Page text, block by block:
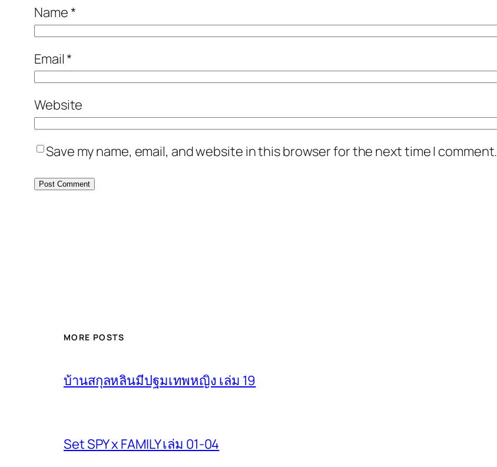
Name*
Email*
Website
Save my name, email, and website in this browser for the next time I comment.
MORE POSTS
บ้านสกุลหลินมีปฐมเทพหญิง เล่ม 19
Set SPY x FAMILY เล่ม 01-04